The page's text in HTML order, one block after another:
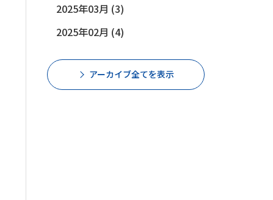
2025年03月 (3)
2025年02月 (4)
アーカイブ全てを表示